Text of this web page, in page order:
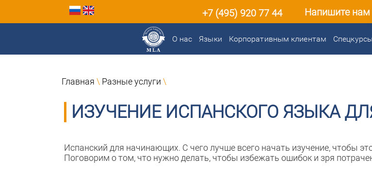
+7 (495) 920 77 44 Напишите нам
О нас Языки Корпоративным клиентам Спецкурсы
Главная \ Разные услуги \
ИЗУЧЕНИЕ ИСПАНСКОГО ЯЗЫКА
Испанский для начинающих. С чего лучше всего начать изучение, чтобы
Поговорим о том, что нужно делать, чтобы избежать ошибок и зря